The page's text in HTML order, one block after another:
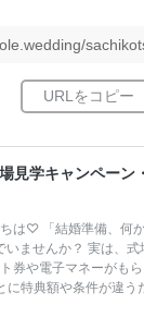
見学キャンペー
は♡ 「結婚準備、何
いませんか？ 実は、
券や電子マネーがも
に特典額や条件が違